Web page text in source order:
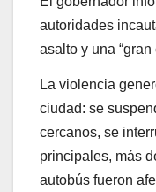
autoridades
asalto y una
La violencia
ciudad: se
cercanos, se
principales, más
autobús fueron